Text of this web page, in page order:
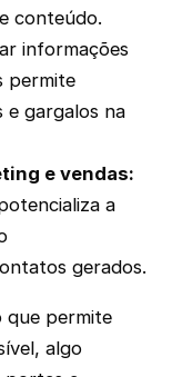
conteúdo.
informações
permite
e gargalos na
e vendas:
a
gerados.
que permite
algo